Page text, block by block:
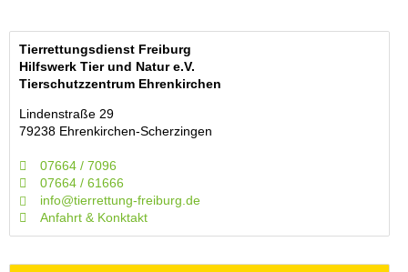
Tierrettungsdienst Freiburg
Hilfswerk Tier und Natur e.V.
Tierschutzzentrum Ehrenkirchen
Lindenstraße 29
79238 Ehrenkirchen-Scherzingen
07664 / 7096
07664 / 61666
info@tierrettung-freiburg.de
Anfahrt & Konktakt